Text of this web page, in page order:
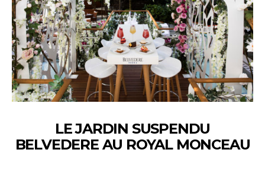
LE JARDIN SUSPENDU
BELVEDERE AU ROYAL MONCEAU